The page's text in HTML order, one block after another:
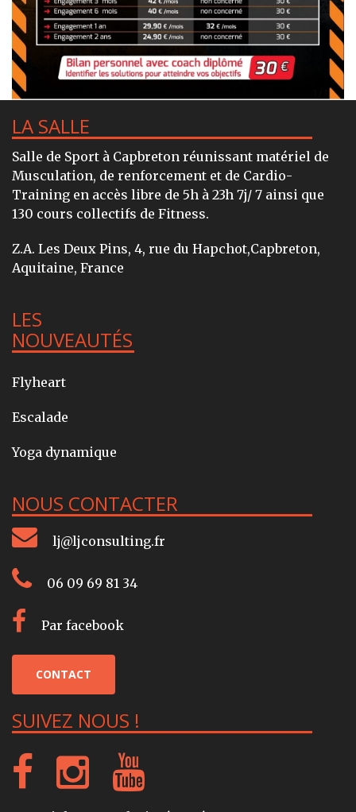
LA SALLE
Salle de Sport à Capbreton réunissant matériel de
Musculation, de renforcement et de Cardio-
Training en accès libre de 5h à 23h 7j/ 7 ainsi que
130 cours collectifs de Fitness.
Z.A. Les Deux Pins, 4, rue du Hapchot,Capbreton,
Aquitaine, France
LES
NOUVEAUTÉS
Flyheart
Escalade
Yoga dynamique
NOUS CONTACTER
lj@ljconsulting.fr
06 09 69 81 34
Par facebook
CONTACT
SUIVEZ NOUS !